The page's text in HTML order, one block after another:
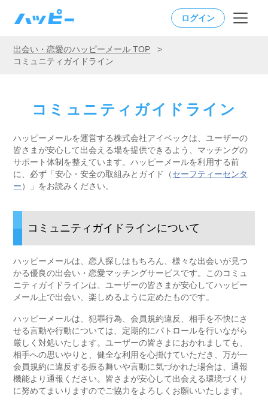
ログイン
出会い・恋愛のハッピーメール TOP
>
コミュニティガイドライン
コミュニティガイドライン
ハッピーメールを運営する株式会社アイベックは、ユーザーの
皆さまが安心して出会える場を提供できるよう、マッチングの
サポート体制を整えています。ハッピーメールを利用する前
に、必ず「安心・安全の取組みとガイド（セーフティーセンタ
ー）」をお読みください。
コミュニティガイドラインについて
ハッピーメールは、恋人探しはもちろん、様々な出会いが見つ
かる優良の出会い・恋愛マッチングサービスです。このコミュ
ニティガイドラインは、ユーザーの皆さまが安心してハッピー
メール上で出会い、楽しめるように定めたものです。
ハッピーメールは、犯罪行為、会員規約違反、相手を不快にさ
せる言動や行動については、定期的にパトロールを行いながら
厳しく対処いたします。ユーザーの皆さまにおかれましても、
相手への思いやりと、健全な利用を心掛けていただき、万が一
会員規約に違反する振る舞いや言動に気づかれた場合は、通報
機能より通報ください。皆さまが安心して出会える環境づくり
に努めてまいりますのでご協力をよろしくお願いいたします。